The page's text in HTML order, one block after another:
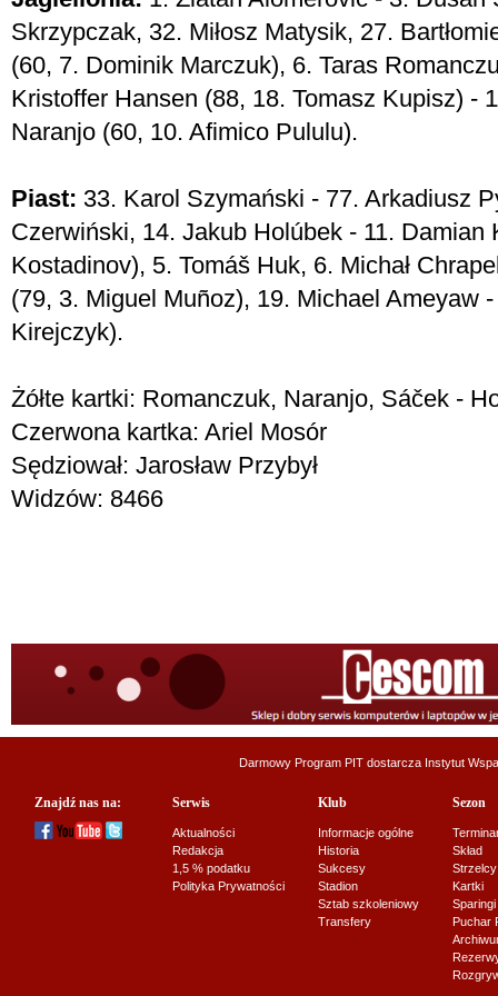
Skrzypczak, 32. Miłosz Matysik, 27.
(60, 7. Dominik Marczuk), 6. Taras
Kristoffer Hansen (88, 18. Tomasz Kupisz) -
Naranjo (60, 10. Afimico Pululu).
Piast: 33. Karol Szymański - 77. Arkadiusz
Czerwiński, 14. Jakub Holúbek - 11. Damian
Kostadinov), 5. Tomáš Huk, 6. Michał
(79, 3. Miguel Muñoz), 19. Michael Ameyaw
Kirejczyk).
Żółte kartki: Romanczuk, Naranjo, Sáček -
Czerwona kartka: Ariel Mosór
Sędziował: Jarosław Przybył
Widzów: 8466
Darmowy Program PIT dostarcza Instytut
Znajdź nas na: Serwis
Aktualności
Redakcja
1,5 % podatku
Polityka Prywatności
Klub
Informacje ogólne
Historia
Sukcesy
Stadion
Sztab szkoleniowy
Transfery
Sezon
Skład
Strzelcy
Kartki
Sparingi
Puchar